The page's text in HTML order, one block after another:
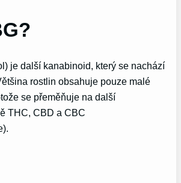
je další kanabinoid, který se nachází
rostlin obsahuje pouze malé
se přeměňuje na další
THC, CBD a CBC